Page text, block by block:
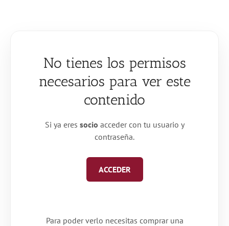
No tienes los permisos
necesarios para ver este
contenido
Si ya eres socio acceder con tu usuario y
contraseña.
ACCEDER
Para poder verlo necesitas comprar una